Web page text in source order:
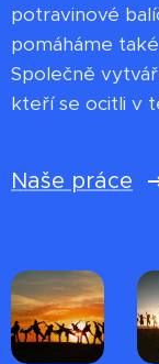
potravinové
pomáháme
Společně
kteří se ocitli v
Naše práce